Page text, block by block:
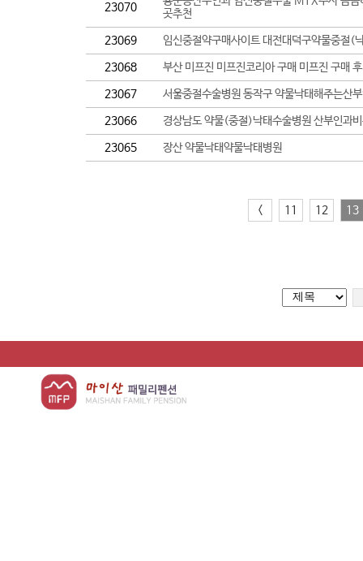
23070
곳추천
23069 임신중절약구매사이트 대전대덕구약물중절(
23068 부산 미프진 미프진코리아 구매 미프진 구매
23067 서울중절수술병원 동작구 약물낙태해주는산
23066 경상남도 약물(중절)낙태수술병원 산부인과
23065 장산 약물낙태약물낙­태병원
< 11 12 13